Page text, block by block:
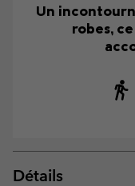
Un
robes,
Détails